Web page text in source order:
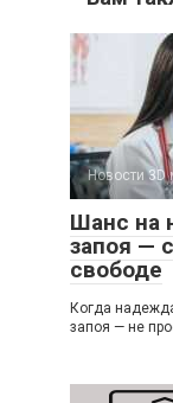
Новости 3D
Шанс на
запоя —
свободе
Когда
запоя — не